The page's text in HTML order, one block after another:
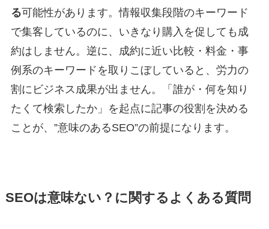
る可能性があります。情報収集段階のキーワード
で集客しているのに、いきなり購入を促しても成
約はしません。逆に、成約に近い比較・料金・事
例系のキーワードを取りこぼしていると、労力の
割にビジネス成果が出ません。「誰が・何を知り
たくて検索したか」を起点に記事の役割を決める
ことが、”意味のあるSEO”の前提になります。
SEOは意味ない？に関するよくある質問